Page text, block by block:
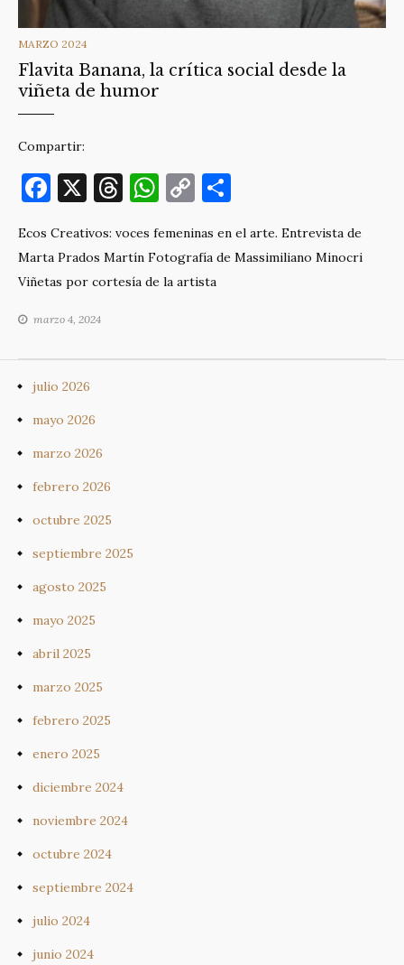
CATEGORIES
MARZO 2024
Flavita Banana, la crítica social desde la
viñeta de humor
Compartir:
F
c
e
o
o
k
X T
re
a
W
at
s
p
C
p
y
k
m
p
r
Ecos Creativos: voces femeninas en el arte. Entrevista de
Marta Prados Martín Fotografía de Massimiliano Minocri
Viñetas por cortesía de la artista
marzo 4, 2024
julio 2026
mayo 2026
marzo 2026
febrero 2026
octubre 2025
septiembre 2025
agosto 2025
mayo 2025
abril 2025
marzo 2025
febrero 2025
enero 2025
diciembre 2024
noviembre 2024
octubre 2024
septiembre 2024
julio 2024
junio 2024